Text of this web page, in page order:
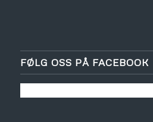
FØLG OSS PÅ FACEBOOK